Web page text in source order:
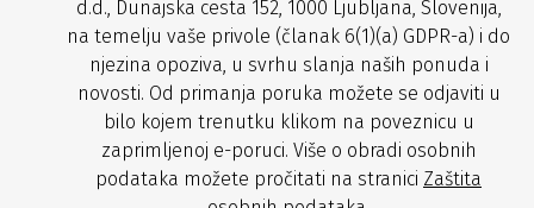
d.d., Dunajska cesta 152, 1000 Ljubljana, Slovenija,
na temelju vaše privole (članak 6(1)(a) GDPR-a) i do
njezina opoziva, u svrhu slanja naših ponuda i
novosti. Od primanja poruka možete se odjaviti u
bilo kojem trenutku klikom na poveznicu u
zaprimljenoj e-poruci. Više o obradi osobnih
podataka možete pročitati na stranici Zaštita